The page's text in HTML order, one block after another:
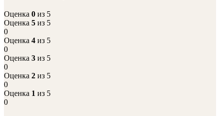
Оценка 0 из 5
Оценка 5 из 5
0
Оценка 4 из 5
0
Оценка 3 из 5
0
Оценка 2 из 5
0
Оценка 1 из 5
0